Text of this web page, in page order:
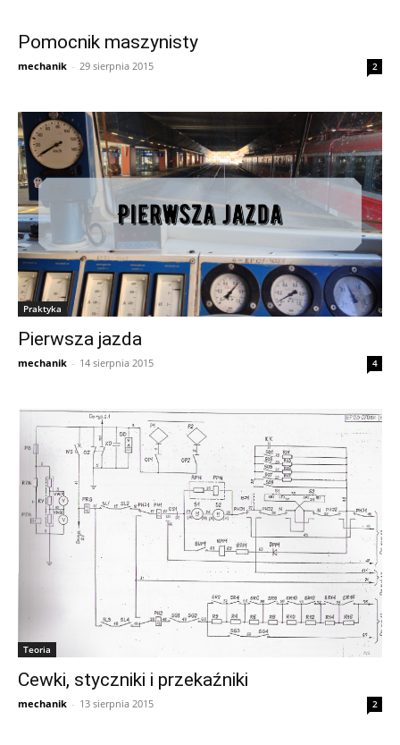
Pomocnik maszynisty
mechanik - 29 sierpnia 2015 2
Praktyka
Pierwsza jazda
mechanik - 14 sierpnia 2015 4
Teoria
Cewki, styczniki i przekaźniki
mechanik - 13 sierpnia 2015 2